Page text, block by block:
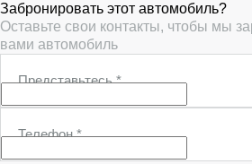
Забронировать этот автомобиль?
Оставьте свои контакты, чтобы мы
вами автомобиль
Представьтесь*
Телефон*